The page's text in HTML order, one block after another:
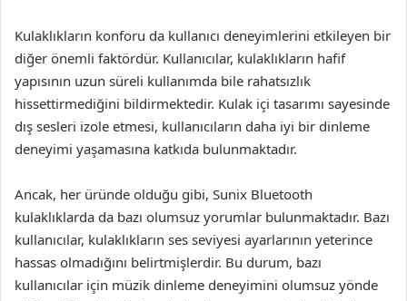
Kulaklıkların konforu da kullanıcı deneyimlerini etkileyen bir
diğer önemli faktördür. Kullanıcılar, kulaklıkların hafif
yapısının uzun süreli kullanımda bile rahatsızlık
hissettirmediğini bildirmektedir. Kulak içi tasarımı sayesinde
dış sesleri izole etmesi, kullanıcıların daha iyi bir dinleme
deneyimi yaşamasına katkıda bulunmaktadır.
Ancak, her üründe olduğu gibi, Sunix Bluetooth
kulaklıklarda da bazı olumsuz yorumlar bulunmaktadır. Bazı
kullanıcılar, kulaklıkların ses seviyesi ayarlarının yeterince
hassas olmadığını belirtmişlerdir. Bu durum, bazı
kullanıcılar için müzik dinleme deneyimini olumsuz yönde